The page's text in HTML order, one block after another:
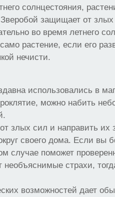
солнцестояния,
защищает от
во время летнего
растение, если его
нечисти.
использовались в
можно набить
злых сил и направить их
своего дома. Если вы
случае поможет
страхи,
возможностей дает